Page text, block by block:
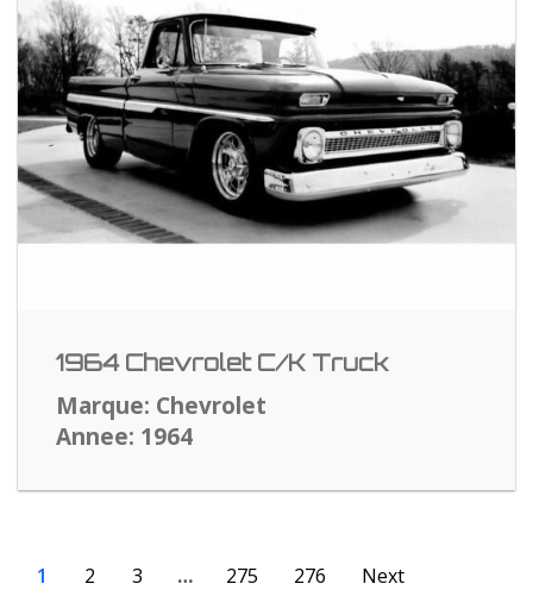
1964 Chevrolet C/K Truck
Marque: Chevrolet
Annee: 1964
1 2 3 … 275 276 Next